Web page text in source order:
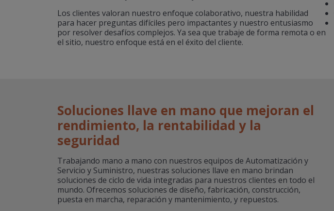
Los clientes valoran nuestro enfoque colaborativo, nuestra habilidad
para hacer preguntas difíciles pero impactantes y nuestro entusiasmo
por resolver desafíos complejos. Ya sea que trabaje de forma remota o en
el sitio, nuestro enfoque está en el éxito del cliente.
Soluciones llave en mano que mejoran el
rendimiento, la rentabilidad y la
seguridad
Trabajando mano a mano con nuestros equipos de Automatización y
Servicio y Suministro, nuestras soluciones llave en mano brindan
soluciones de ciclo de vida integradas para nuestros clientes en todo el
mundo. Ofrecemos soluciones de diseño, fabricación, construcción,
puesta en marcha, reparación y mantenimiento, y repuestos.